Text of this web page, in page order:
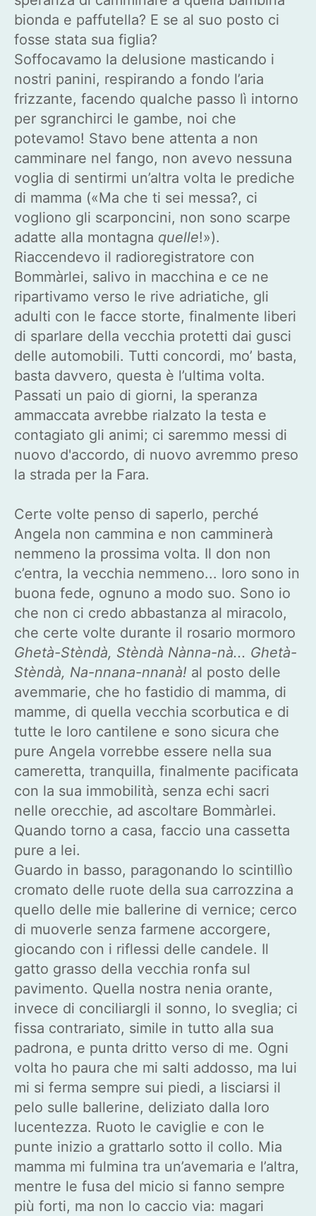
bionda e paffutella? E se al suo posto ci
fosse stata sua figlia?
Soffocavamo la delusione masticando i
nostri panini, respirando a fondo l’aria
frizzante, facendo qualche passo lì intorno
per sgranchirci le gambe, noi che
potevamo! Stavo bene attenta a non
camminare nel fango, non avevo nessuna
voglia di sentirmi un’altra volta le prediche
di mamma («Ma che ti sei messa?, ci
vogliono gli scarponcini, non sono scarpe
adatte alla montagna quelle!»).
Riaccendevo il radioregistratore con
Bommàrlei, salivo in macchina e ce ne
ripartivamo verso le rive adriatiche, gli
adulti con le facce storte, finalmente liberi
di sparlare della vecchia protetti dai gusci
delle automobili. Tutti concordi, mo’ basta,
basta davvero, questa è l’ultima volta.
Passati un paio di giorni, la speranza
ammaccata avrebbe rialzato la testa e
contagiato gli animi; ci saremmo messi di
nuovo d'accordo, di nuovo avremmo preso
la strada per la Fara.
Certe volte penso di saperlo, perché
Angela non cammina e non camminerà
nemmeno la prossima volta. Il don non
c’entra, la vecchia nemmeno... loro sono in
buona fede, ognuno a modo suo. Sono io
che non ci credo abbastanza al miracolo,
che certe volte durante il rosario mormoro
Ghetà-Stèndà, Stèndà Nànna-nà... Ghetà-
Stèndà, Na-nnana-nnanà! al posto delle
avemmarie, che ho fastidio di mamma, di
mamme, di quella vecchia scorbutica e di
tutte le loro cantilene e sono sicura che
pure Angela vorrebbe essere nella sua
cameretta, tranquilla, finalmente pacificata
con la sua immobilità, senza echi sacri
nelle orecchie, ad ascoltare Bommàrlei.
Quando torno a casa, faccio una cassetta
pure a lei.
Guardo in basso, paragonando lo scintillìo
cromato delle ruote della sua carrozzina a
quello delle mie ballerine di vernice; cerco
di muoverle senza farmene accorgere,
giocando con i riflessi delle candele. Il
gatto grasso della vecchia ronfa sul
pavimento. Quella nostra nenia orante,
invece di conciliargli il sonno, lo sveglia; ci
fissa contrariato, simile in tutto alla sua
padrona, e punta dritto verso di me. Ogni
volta ho paura che mi salti addosso, ma lui
mi si ferma sempre sui piedi, a lisciarsi il
pelo sulle ballerine, deliziato dalla loro
lucentezza. Ruoto le caviglie e con le
punte inizio a grattarlo sotto il collo. Mia
mamma mi fulmina tra un’avemaria e l’altra,
mentre le fusa del micio si fanno sempre
più forti, ma non lo caccio via: magari